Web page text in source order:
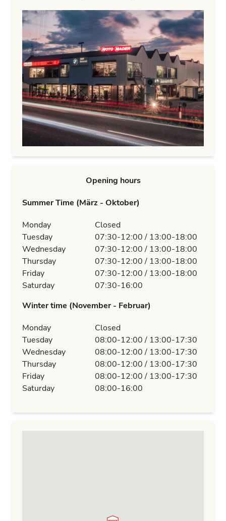
Opening hours
Summer Time (März - Oktober)
Monday
Closed
Tuesday
07:30-12:00 / 13:00-18:00
Wednesday
07:30-12:00 / 13:00-18:00
Thursday
07:30-12:00 / 13:00-18:00
Friday
07:30-12:00 / 13:00-18:00
Saturday
07:30-16:00
Winter time (November - Februar)
Monday
Closed
Tuesday
08:00-12:00 / 13:00-17:30
Wednesday
08:00-12:00 / 13:00-17:30
Thursday
08:00-12:00 / 13:00-17:30
Friday
08:00-12:00 / 13:00-17:30
Saturday
08:00-16:00